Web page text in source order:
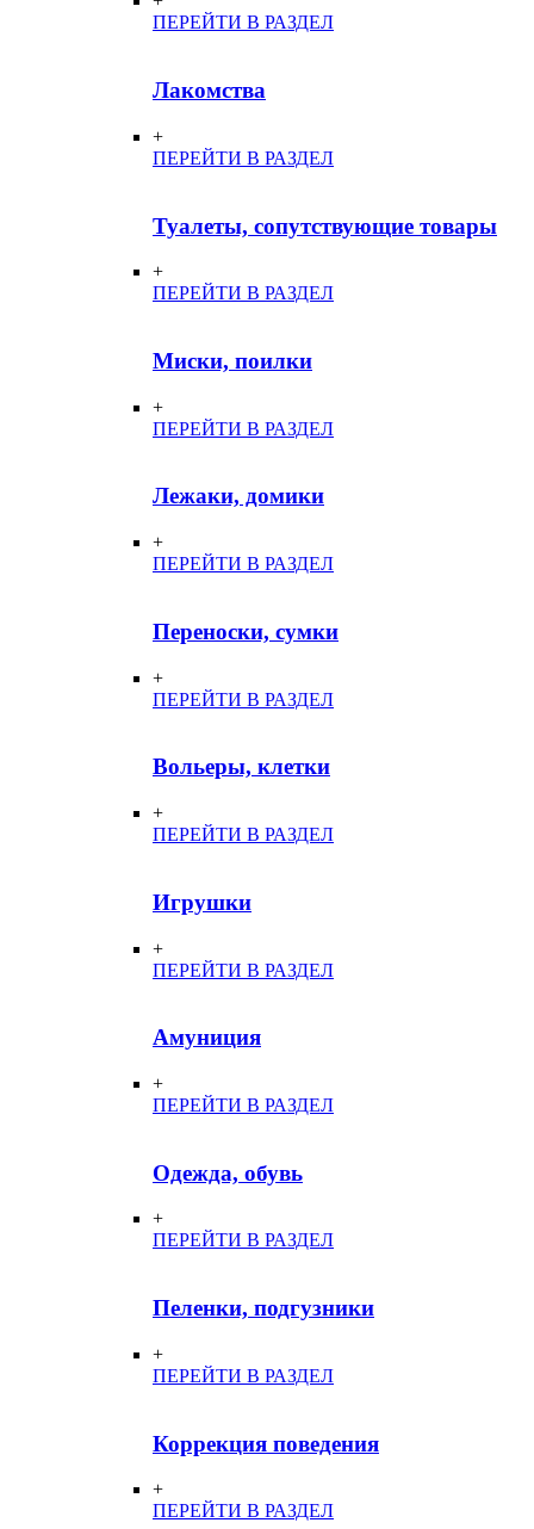
ПЕРЕЙТИ В РАЗДЕЛ
Лакомства
+
ПЕРЕЙТИ В РАЗДЕЛ
Туалеты, сопутствующие товары
+
ПЕРЕЙТИ В РАЗДЕЛ
Миски, поилки
+
ПЕРЕЙТИ В РАЗДЕЛ
Лежаки, домики
+
ПЕРЕЙТИ В РАЗДЕЛ
Переноски, сумки
+
ПЕРЕЙТИ В РАЗДЕЛ
Вольеры, клетки
+
ПЕРЕЙТИ В РАЗДЕЛ
Игрушки
+
ПЕРЕЙТИ В РАЗДЕЛ
Амуниция
+
ПЕРЕЙТИ В РАЗДЕЛ
Одежда, обувь
+
ПЕРЕЙТИ В РАЗДЕЛ
Пеленки, подгузники
+
ПЕРЕЙТИ В РАЗДЕЛ
Коррекция поведения
+
ПЕРЕЙТИ В РАЗДЕЛ